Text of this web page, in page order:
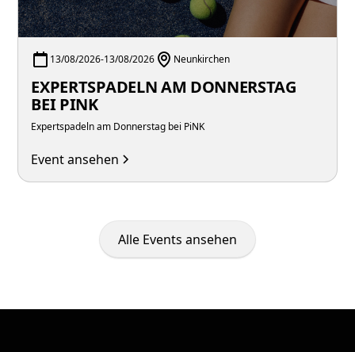
13/08/2026-13/08/2026 Neunkirchen
EXPERTSPADELN AM DONNERSTAG
BEI PINK
Expertspadeln am Donnerstag bei PiNK
Event ansehen
Alle Events ansehen